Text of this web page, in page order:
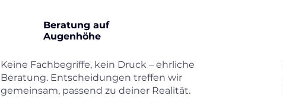
Beratung auf
Augenhöhe
Keine Fachbegriffe, kein Druck – ehrliche
Beratung. Entscheidungen treffen wir
gemeinsam, passend zu deiner Realität.